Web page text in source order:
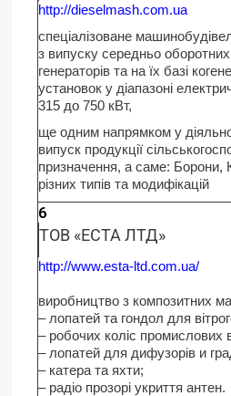
http://dieselmash.com.ua
спеціалізоване
з випуску середньо оборотних
генераторів та на їх базі
установок у діапазоні
315 до 750 кВт,
ще одним напрямком у
випуск продукції
призначення, а саме: Борони,
різних типів та модифікацій
6
ТОВ «ЕСТА ЛТД»
http://www.esta-ltd.com.ua/
виробництво з композитних
– лопатей та гондол для
– робочих коліс промислових
– лопатей для дифузорів и
– катера та яхти;
– радіо прозорі укриття антен.